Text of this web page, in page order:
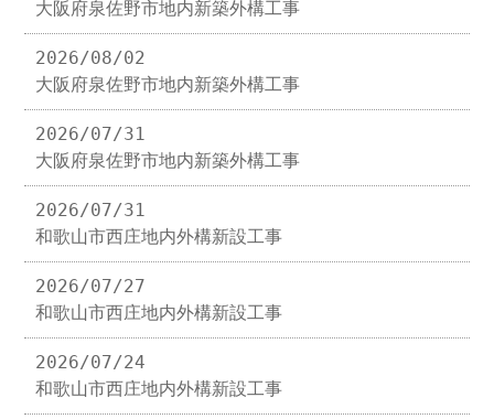
大阪府泉佐野市地内新築外構工事
2026/08/02
大阪府泉佐野市地内新築外構工事
2026/07/31
大阪府泉佐野市地内新築外構工事
2026/07/31
和歌山市西庄地内外構新設工事
2026/07/27
和歌山市西庄地内外構新設工事
2026/07/24
和歌山市西庄地内外構新設工事